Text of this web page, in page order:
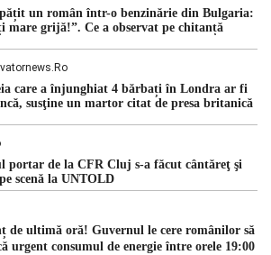
Dan analizează noi variante de premier
[…]
un român într-o benzinărie din Bulgaria:
mare grijă!”. Ce a observat pe chitanță
care a înjunghiat 4 bărbați în Londra ar fi
susţine un martor citat de presa britanică
portar de la CFR Cluj s-a făcut cântăreţ şi
scenă la UNTOLD
de ultimă oră! Guvernul le cere românilor să
urgent consumul de energie între orele 19:00